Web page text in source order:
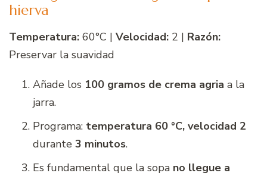
hierva
Temperatura: 60°C | Velocidad: 2 | Razón:
Preservar la suavidad
Añade los 100 gramos de crema agria a la
jarra.
Programa: temperatura 60 °C, velocidad 2
durante 3 minutos.
Es fundamental que la sopa no llegue a